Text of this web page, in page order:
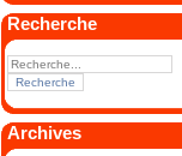
Recherche
Archives